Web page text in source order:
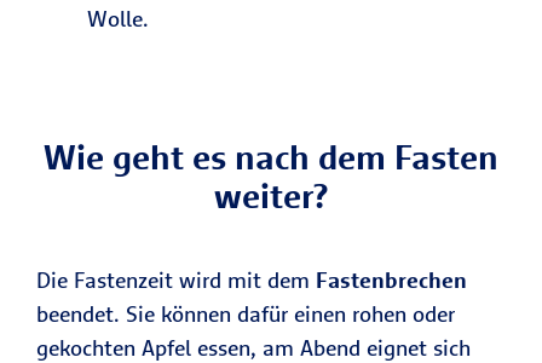
Wolle.
Wie geht es nach dem Fasten
weiter?
Die Fastenzeit wird mit dem Fastenbrechen
beendet. Sie können dafür einen rohen oder
gekochten Apfel essen, am Abend eignet sich